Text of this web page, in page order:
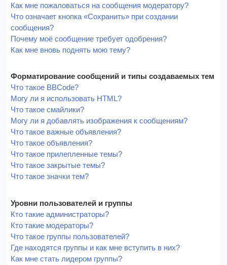
Как мне пожаловаться на сообщения модератору?
Что означает кнопка «Сохранить» при создании
сообщения?
Почему моё сообщение требует одобрения?
Как мне вновь поднять мою тему?
Форматирование сообщений и типы создаваемых тем
Что такое BBCode?
Могу ли я использовать HTML?
Что такое смайлики?
Могу ли я добавлять изображения к сообщениям?
Что такое важные объявления?
Что такое объявления?
Что такое прилепленные темы?
Что такое закрытые темы?
Что такое значки тем?
Уровни пользователей и группы
Кто такие администраторы?
Кто такие модераторы?
Что такое группы пользователей?
Где находятся группы и как мне вступить в них?
Как мне стать лидером группы?